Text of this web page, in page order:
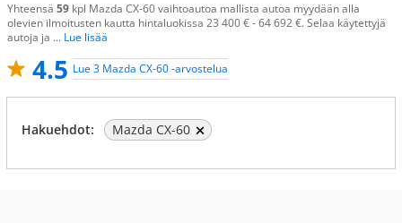
Yhteensä 59 kpl Mazda CX-60 vaihtoautoa mallista autoa myydään alla
olevien ilmoitusten kautta hintaluokissa 23 400 € - 64 692 €. Selaa käytettyjä
autoja ja ... Lue lisää
4.5 Lue 3 Mazda CX-60 -arvostelua
Hakuehdot: Mazda CX-60